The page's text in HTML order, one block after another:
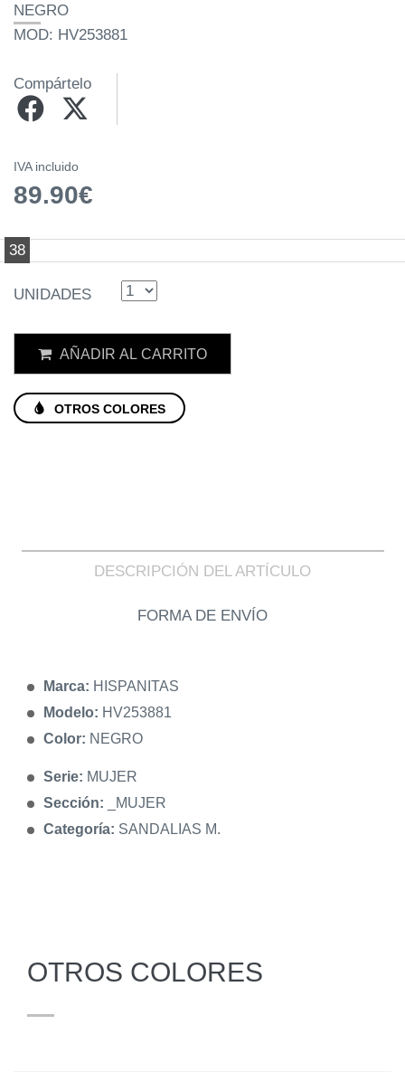
NEGRO
MOD: HV253881
Compártelo
IVA incluido
89.90€
38
UNIDADES
AÑADIR AL CARRITO
OTROS COLORES
DESCRIPCIÓN DEL ARTÍCULO
FORMA DE ENVÍO
Marca: HISPANITAS
Modelo: HV253881
Color: NEGRO
Serie: MUJER
Sección:
_MUJER
Categoría: SANDALIAS M.
OTROS COLORES